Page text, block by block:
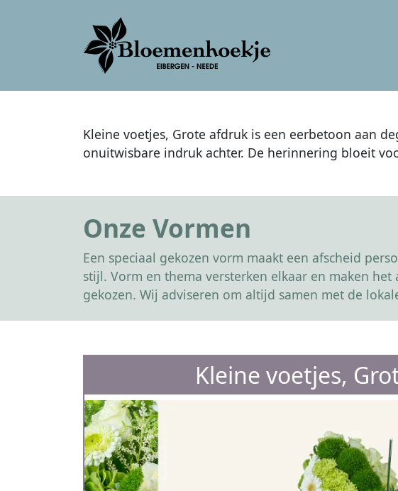
Kleine voetjes, Grote afdruk is een eerbetoon aan
onuitwisbare indruk achter. De herinnering bloeit
Onze Vormen
Een speciaal gekozen vorm maakt een afscheid
stijl. Vorm en thema versterken elkaar en maken
gekozen. Wij adviseren om altijd samen met de
Kleine voetjes,